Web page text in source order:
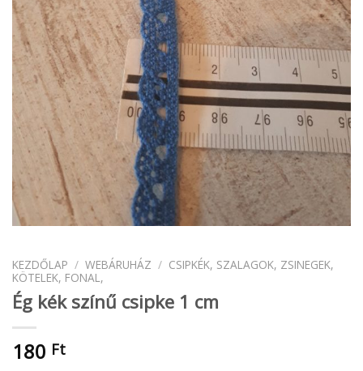
KEZDŐLAP / WEBÁRUHÁZ / CSIPKÉK, SZALAGOK, ZSINEGEK,
KÖTELEK, FONAL,
Ég kék színű csipke 1 cm
180 Ft